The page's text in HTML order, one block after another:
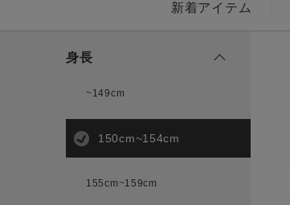
新着アイテム
キーワード
身長
~149cm
150cm~154cm
155cm~159cm